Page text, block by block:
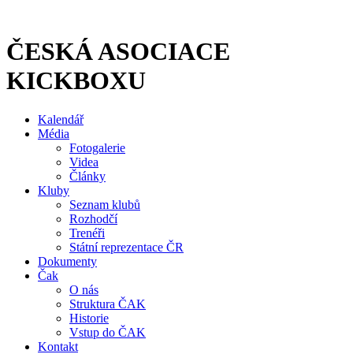
obsahu
ČESKÁ ASOCIACE
KICKBOXU
Kalendář
Média
Fotogalerie
Videa
Články
Kluby
Seznam klubů
Rozhodčí
Trenéři
Státní reprezentace ČR
Dokumenty
Čak
O nás
Struktura ČAK
Historie
Vstup do ČAK
Kontakt